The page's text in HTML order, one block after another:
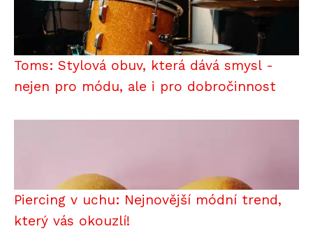
Toms: Stylová obuv, která dává smysl -
nejen pro módu, ale i pro dobročinnost
Piercing v uchu: Nejnovější módní trend,
který vás okouzlí!